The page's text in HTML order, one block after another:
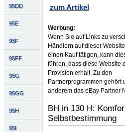
95DD
95E
95F
95FF
95G
95GG
95H
95I
zum Artikel
Werbung:
Wenn Sie auf Links zu
Händlern auf dieser
einen Kauf tätigen, kann
führen, dass diese Website
Provision erhält. Zu den
Partnerprogrammen gehört
anderem das eBay Partner
BH in 130 H:
Selbstbestimmung